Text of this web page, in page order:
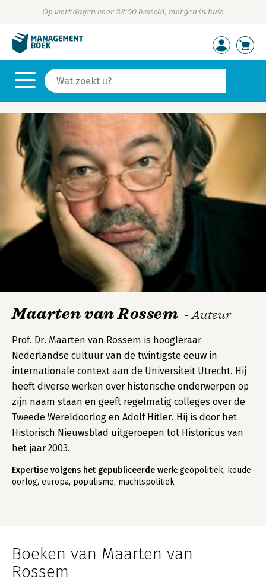
Op werkdagen voor 23:00 besteld, morgen in huis
Maarten van Rossem - Auteur
Prof. Dr. Maarten van Rossem is hoogleraar
Nederlandse cultuur van de twintigste eeuw in
internationale context aan de Universiteit Utrecht. Hij
heeft diverse werken over historische onderwerpen op
zijn naam staan en geeft regelmatig colleges over de
Tweede Wereldoorlog en Adolf Hitler. Hij is door het
Historisch Nieuwsblad uitgeroepen tot Historicus van
het jaar 2003.
Expertise volgens het gepubliceerde werk: geopolitiek, koude
oorlog, europa, populisme, machtspolitiek
Boeken van Maarten van
Rossem